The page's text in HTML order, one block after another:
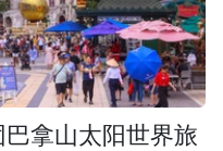
拿山太阳世界旅